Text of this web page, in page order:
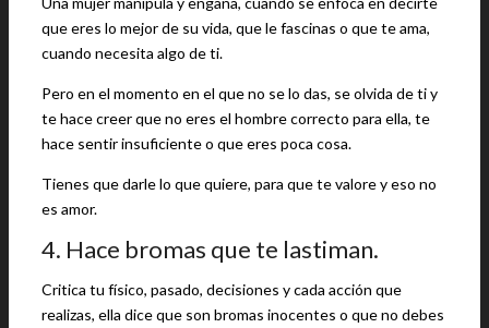
que eres lo mejor de su vida, que le fascinas o que te ama,
cuando necesita algo de ti.
Pero en el momento en el que no se lo das, se olvida de ti y
te hace creer que no eres el hombre correcto para ella, te
hace sentir insuficiente o que eres poca cosa.
Tienes que darle lo que quiere, para que te valore y eso no
es amor.
4. Hace bromas que te lastiman.
Critica tu físico, pasado, decisiones y cada acción que
realizas, ella dice que son bromas inocentes o que no debes